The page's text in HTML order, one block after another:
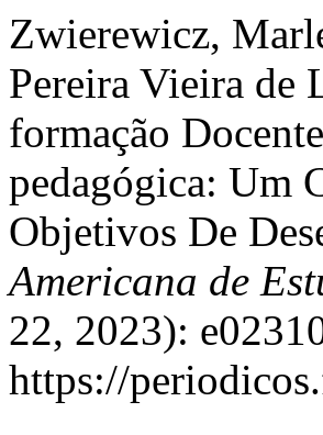
Zwierewicz,
Pereira Vieira de
formação
pedagógica: Um
Objetivos De
Americana de
22, 2023):
https://